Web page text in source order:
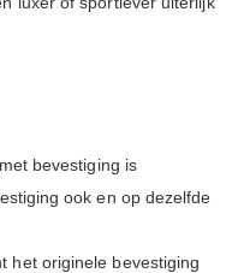
bevestiging is
ook en op dezelfde
het originele bevestiging